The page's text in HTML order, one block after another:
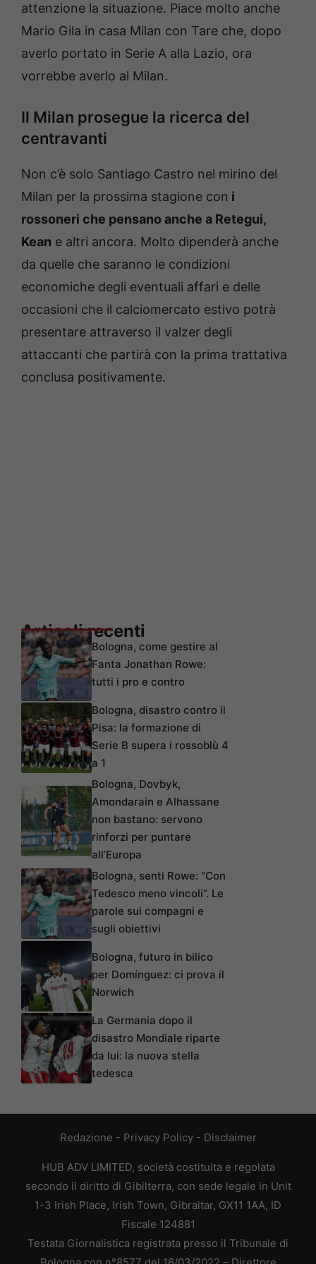
attenzione la situazione. Piace molto anche
Mario Gila in casa Milan con Tare che, dopo
averlo portato in Serie A alla Lazio, ora
vorrebbe averlo al Milan.
Il Milan prosegue la ricerca del
centravanti
Non c’è solo Santiago Castro nel mirino del
Milan per la prossima stagione con i
rossoneri che pensano anche a Retegui,
Kean e altri ancora. Molto dipenderà anche
da quelle che saranno le condizioni
economiche degli eventuali affari e delle
occasioni che il calciomercato estivo potrà
presentare attraverso il valzer degli
attaccanti che partirà con la prima trattativa
conclusa positivamente.
Articoli recenti
Bologna, come gestire al
Fanta Jonathan Rowe:
tutti i pro e contro
Bologna, disastro contro il
Pisa: la formazione di
Serie B supera i rossoblù 4
a 1
Bologna, Dovbyk,
Amondarain e Alhassane
non bastano: servono
rinforzi per puntare
all’Europa
Bologna, senti Rowe: “Con
Tedesco meno vincoli”. Le
parole sui compagni e
sugli obiettivi
Bologna, futuro in bilico
per Domínguez: ci prova il
Norwich
La Germania dopo il
disastro Mondiale riparte
da lui: la nuova stella
tedesca
Redazione - Privacy Policy- Disclaimer
HUB ADV LIMITED, società costituita e regolata
secondo il diritto di Gibilterra, con sede legale in Unit
1-3 Irish Place, Irish Town, Gibraltar, GX11 1AA, ID
Fiscale 124881
Testata Giornalistica registrata presso il Tribunale di